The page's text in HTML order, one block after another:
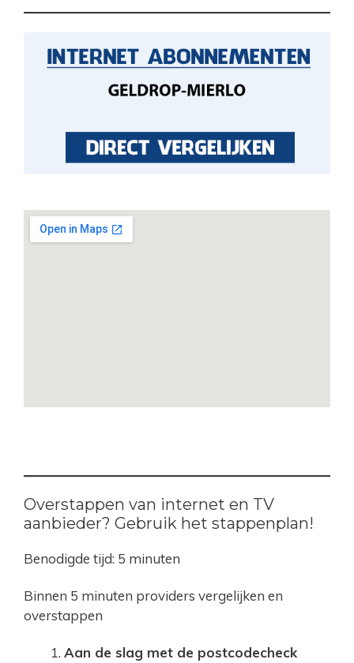
Overstappen van internet en TV
aanbieder? Gebruik het stappenplan!
Benodigde tijd: 5 minuten
Binnen 5 minuten providers vergelijken en
overstappen
Aan de slag met de postcodecheck